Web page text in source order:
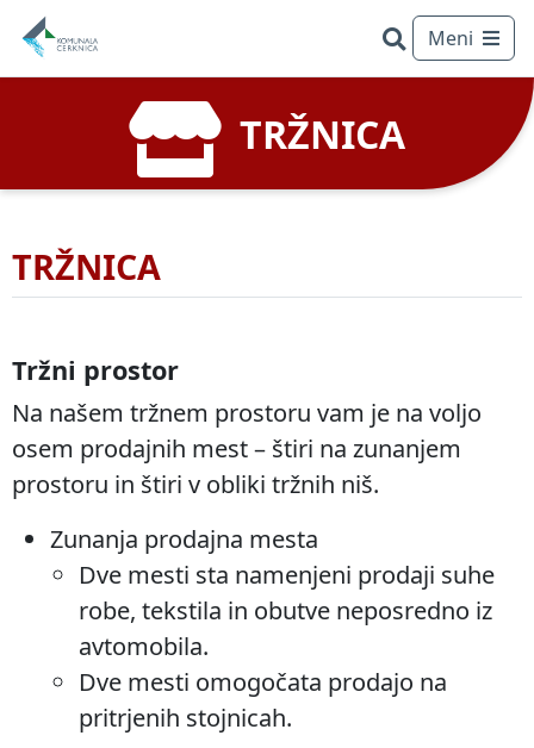
Meni
Išči
Vodovod Kanalizacija Cenik
Kontakt Obrazci
HITRE POVEZAVE
Kontakti
TRŽNICA
TRŽNICA
Tržni prostor
Na našem tržnem prostoru vam je na voljo
osem prodajnih mest – štiri na zunanjem
prostoru in štiri v obliki tržnih niš.
Zunanja prodajna mesta
Dve mesti sta namenjeni prodaji suhe
robe, tekstila in obutve neposredno iz
avtomobila.
Dve mesti omogočata prodajo na
pritrjenih stojnicah.